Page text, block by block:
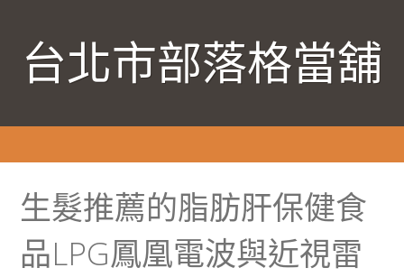
台北市部落格當舖
生髮推薦的脂肪肝保健食
品LPG鳳凰電波與近視雷